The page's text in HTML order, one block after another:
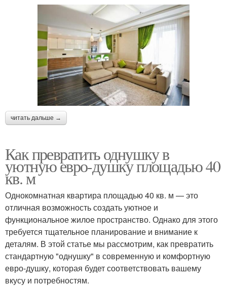
читать дальше →
Как превратить однушку в
уютную евро-душку площадью 40
кв. м
Однокомнатная квартира площадью 40 кв. м — это
отличная возможность создать уютное и
функциональное жилое пространство. Однако для этого
требуется тщательное планирование и внимание к
деталям. В этой статье мы рассмотрим, как превратить
стандартную "однушку" в современную и комфортную
евро-душку, которая будет соответствовать вашему
вкусу и потребностям.